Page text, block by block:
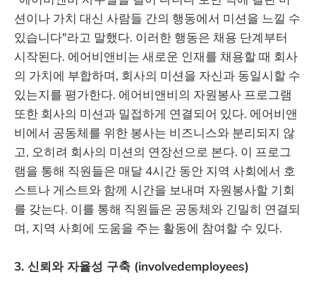
션이나 가치 대신 사람들 간의 행동에서 미션을 느낄 수
있습니다"라고 말했다. 이러한 행동은 채용 단계부터
시작된다. 에어비앤비는 새로운 인재를 채용할 때 회사
의 가치에 부합하며, 회사의 미션을 자신과 동일시할 수
있는지를 평가한다. 에어비앤비의 자원봉사 프로그램
또한 회사의 미션과 밀접하게 연결되어 있다. 에어비앤
비에서 공동체를 위한 봉사는 비즈니스와 분리되지 않
고, 오히려 회사의 미션의 연장선으로 본다. 이 프로그
램을 통해 직원들은 매달 4시간 동안 지역 사회에서 호
스트나 게스트와 함께 시간을 보내며 자원봉사할 기회
를 갖는다. 이를 통해 직원들은 공동체와 긴밀히 연결되
며, 지역 사회에 도움을 주는 활동에 참여할 수 있다.
3. 신뢰와 자율성 구축 (involvedemployees)